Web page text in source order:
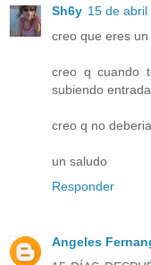
Sh6y 15 de abril
creo que eres
creo q cuando
subiendo
creo q no
un saludo
Responder
Angeles